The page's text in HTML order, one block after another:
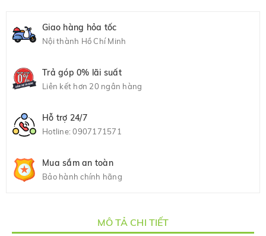
Giao hàng hỏa tốc
Nội thành Hồ Chí Minh
Trả góp 0% lãi suất
Liên kết hơn 20 ngân hàng
Hỗ trợ 24/7
Hotline:0907171571
Mua sắm an toàn
Bảo hành chính hãng
MÔ TẢ CHI TIẾT